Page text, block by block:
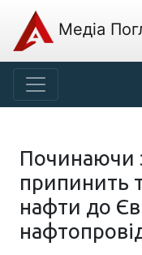
Медіа
Починаючи
припинить
нафти до